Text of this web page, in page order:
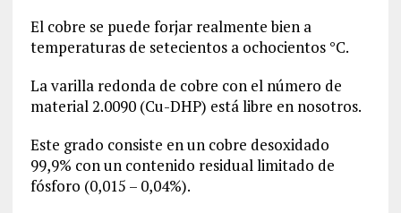
El cobre se puede forjar realmente bien a
temperaturas de setecientos a ochocientos °C.
La varilla redonda de cobre con el número de
material2.0090(Cu-DHP) está libre en nosotros.
Este grado consiste en un cobre desoxidado
99,9% con un contenido residual limitado de
fósforo (0,015 – 0,04%).